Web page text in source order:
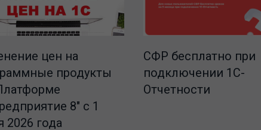
цен на
продукты
8" с 1
2026 года
СФР бесплатно при
подключении 1С-
Отчетности